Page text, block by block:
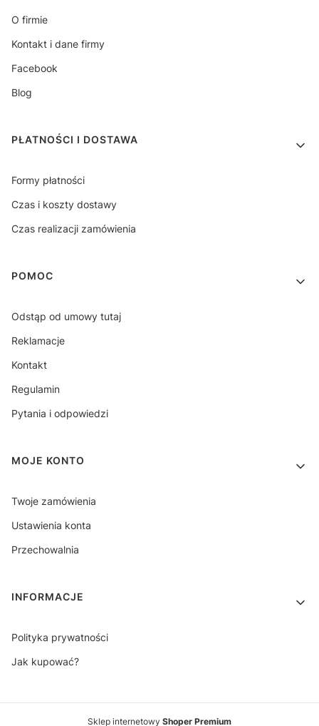
O firmie
Kontakt i dane firmy
Facebook
Blog
PŁATNOŚCI I DOSTAWA
Formy płatności
Czas i koszty dostawy
Czas realizacji zamówienia
POMOC
Odstąp od umowy tutaj
Reklamacje
Kontakt
Regulamin
Pytania i odpowiedzi
MOJE KONTO
Twoje zamówienia
Ustawienia konta
Przechowalnia
INFORMACJE
Polityka prywatności
Jak kupować?
Sklep internetowy Shoper Premium